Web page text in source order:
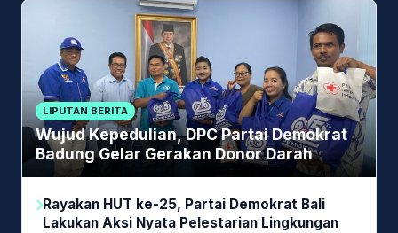
LIPUTAN BERITA
Wujud Kepedulian, DPC Partai Demokrat
Badung Gelar Gerakan Donor Darah
Rayakan HUT ke-25, Partai Demokrat Bali
Lakukan Aksi Nyata Pelestarian Lingkungan